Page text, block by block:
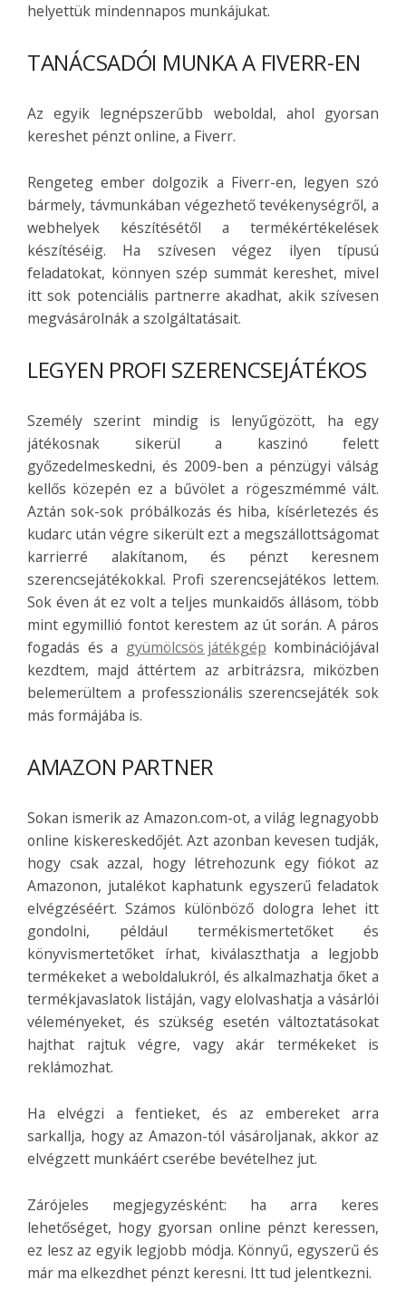
helyettük mindennapos munkájukat.
TANÁCSADÓI MUNKA A FIVERR-EN
Az egyik legnépszerűbb weboldal, ahol gyorsan
kereshet pénzt online, a Fiverr.
Rengeteg ember dolgozik a Fiverr-en, legyen szó
bármely, távmunkában végezhető tevékenységről, a
webhelyek készítésétől a termékértékelések
készítéséig. Ha szívesen végez ilyen típusú
feladatokat, könnyen szép summát kereshet, mivel
itt sok potenciális partnerre akadhat, akik szívesen
megvásárolnák a szolgáltatásait.
LEGYEN PROFI SZERENCSEJÁTÉKOS
Személy szerint mindig is lenyűgözött, ha egy
játékosnak sikerül a kaszinó felett
győzedelmeskedni, és 2009-ben a pénzügyi válság
kellős közepén ez a bűvölet a rögeszmémmé vált.
Aztán sok-sok próbálkozás és hiba, kísérletezés és
kudarc után végre sikerült ezt a megszállottságomat
karrierré alakítanom, és pénzt keresnem
szerencsejátékokkal. Profi szerencsejátékos lettem.
Sok éven át ez volt a teljes munkaidős állásom, több
mint egymillió fontot kerestem az út során. A páros
fogadás és a gyümölcsös játékgép kombinációjával
kezdtem, majd áttértem az arbitrázsra, miközben
belemerültem a professzionális szerencsejáték sok
más formájába is.
AMAZON PARTNER
Sokan ismerik az Amazon.com-ot, a világ legnagyobb
online kiskereskedőjét. Azt azonban kevesen tudják,
hogy csak azzal, hogy létrehozunk egy fiókot az
Amazonon, jutalékot kaphatunk egyszerű feladatok
elvégzéséért. Számos különböző dologra lehet itt
gondolni, például termékismertetőket és
könyvismertetőket írhat, kiválaszthatja a legjobb
termékeket a weboldalukról, és alkalmazhatja őket a
termékjavaslatok listáján, vagy elolvashatja a vásárlói
véleményeket, és szükség esetén változtatásokat
hajthat rajtuk végre, vagy akár termékeket is
reklámozhat.
Ha elvégzi a fentieket, és az embereket arra
sarkallja, hogy az Amazon-tól vásároljanak, akkor az
elvégzett munkáért cserébe bevételhez jut.
Zárójeles megjegyzésként: ha arra keres
lehetőséget, hogy gyorsan online pénzt keressen,
ez lesz az egyik legjobb módja. Könnyű, egyszerű és
már ma elkezdhet pénzt keresni. Itt tud jelentkezni.